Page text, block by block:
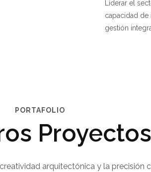
Liderar el
capacidad de
gestión
PORTAFOLIO
Proyectos
arquitectónica y la precisión